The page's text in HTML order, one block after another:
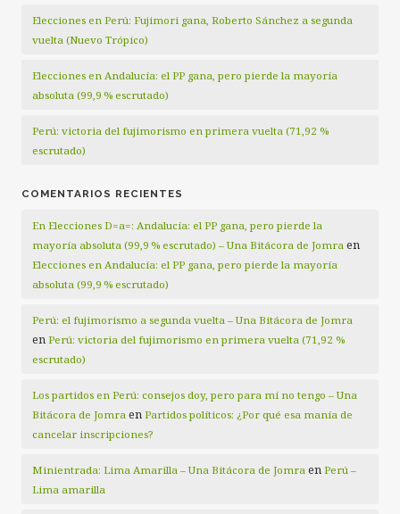
Elecciones en Perú: Fujimori gana, Roberto Sánchez a segunda
vuelta (Nuevo Trópico)
Elecciones en Andalucía: el PP gana, pero pierde la mayoría
absoluta (99,9 % escrutado)
Perú: victoria del fujimorismo en primera vuelta (71,92 %
escrutado)
COMENTARIOS RECIENTES
En Elecciones D=a=: Andalucía: el PP gana, pero pierde la
mayoría absoluta (99,9 % escrutado) – Una Bitácora de Jomra en
Elecciones en Andalucía: el PP gana, pero pierde la mayoría
absoluta (99,9 % escrutado)
Perú: el fujimorismo a segunda vuelta – Una Bitácora de Jomra
en Perú: victoria del fujimorismo en primera vuelta (71,92 %
escrutado)
Los partidos en Perú: consejos doy, pero para mí no tengo – Una
Bitácora de Jomra en Partidos políticos: ¿Por qué esa manía de
cancelar inscripciones?
Minientrada: Lima Amarilla – Una Bitácora de Jomra en Perú –
Lima amarilla